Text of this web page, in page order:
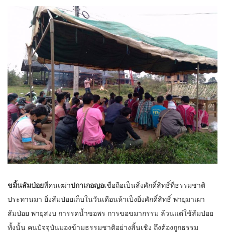
ขมิ้นส้มป่อยที่คนเฒ่าปกาเกอญอเชื่อถือเป็นสิ่งศักดิ์สิทธิ์ที่ธรรมชาติ
ประทานมา ยิ่งส้มป่อยเก็บในวันเดือนห้าเป็งยิ่งศักดิ์สิทธิ์ พายุมาเผา
ส้มป่อย พายุสงบ การรดน้ำขอพร การขอขมากรรม ล้วนแต่ใช้ส้มป่อย
ทั้งนั้น คนปัจจุบันมองข้ามธรรมชาติอย่างสิ้นเชิง ถึงต้องถูกธรรม